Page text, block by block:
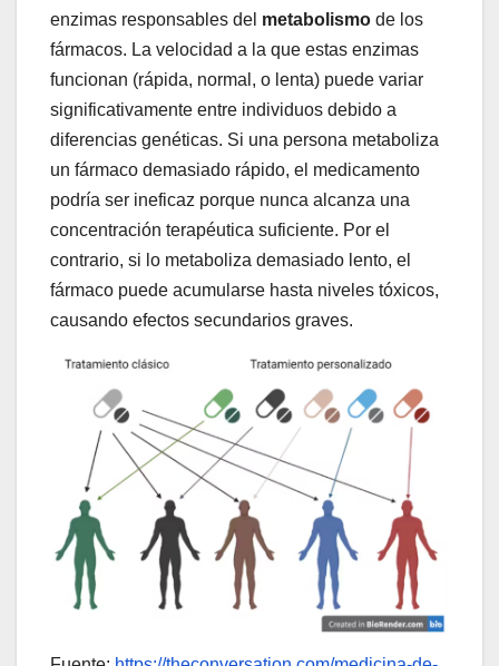
enzimas responsables del metabolismo de los
fármacos. La velocidad a la que estas enzimas
funcionan (rápida, normal, o lenta) puede variar
significativamente entre individuos debido a
diferencias genéticas. Si una persona metaboliza
un fármaco demasiado rápido, el medicamento
podría ser ineficaz porque nunca alcanza una
concentración terapéutica suficiente. Por el
contrario, si lo metaboliza demasiado lento, el
fármaco puede acumularse hasta niveles tóxicos,
causando efectos secundarios graves.